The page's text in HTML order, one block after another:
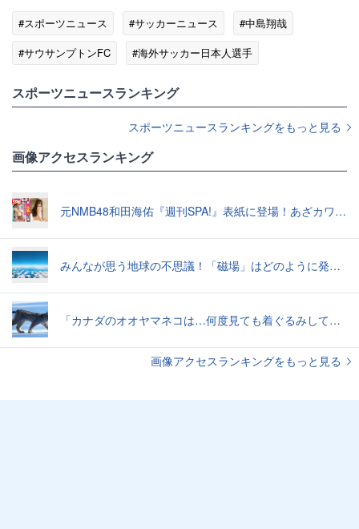
#スポーツニュース #サッカーニュース
#中島翔哉
#サウサンプトンFC
#海外サッカー日本人選手
スポーツニュースランキング
スポーツニュースランキングをもっと見る
画像アクセスランキング
元NMB48和田海佑『週刊SPA!』表紙に登場！あざカワ新婚生活グラビアで読者全員TKO負け♡
みんなが思う地球の不思議！「磁場」はどのように発生したのか？【地学の話】
「カナダのオオヤマネコは…何度見ても着ぐるみしてる感じがぬぐえない」中に人間が入ってそうな写真いろいろ
画像アクセスランキングをもっと見る